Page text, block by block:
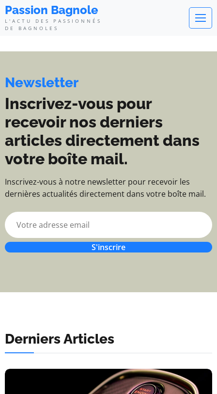
Passion Bagnole - L'actu des
Passion Bagnole
L'ACTU DES PASSIONNÉS
DE BAGNOLES
Newsletter
Inscrivez-vous pour
recevoir nos derniers
articles directement dans
votre boîte mail.
Inscrivez-vous à notre newsletter pour recevoir les
dernières actualités directement dans votre boîte mail.
S'inscrire
Derniers Articles